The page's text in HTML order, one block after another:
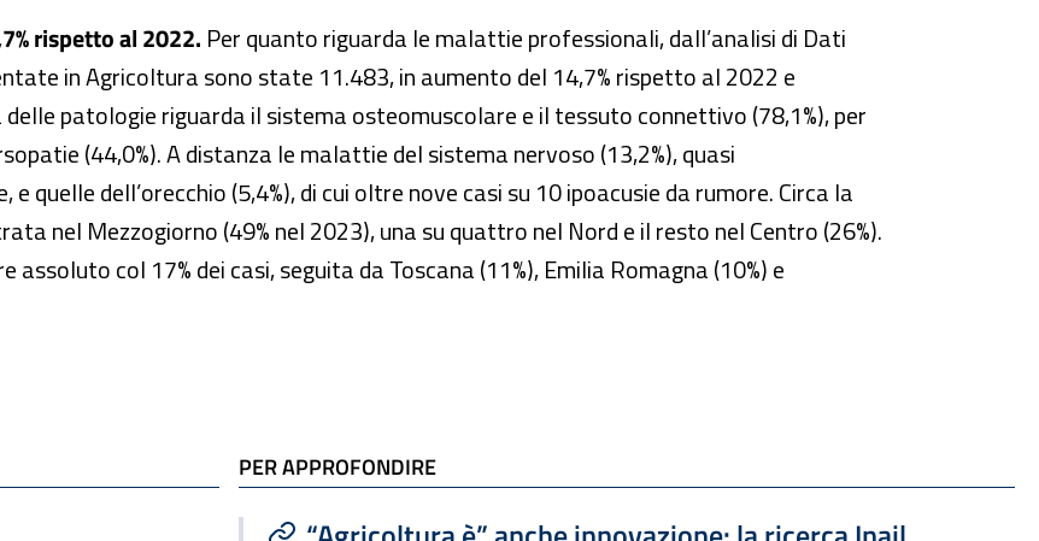
rispetto al 2022. Per quanto riguarda le malattie professionali, dall’analisi di Dati
in Agricoltura sono state 11.483, in aumento del 14,7% rispetto al 2022 e
patologie riguarda il sistema osteomuscolare e il tessuto connettivo (78,1%), per
(44,0%). A distanza le malattie del sistema nervoso (13,2%), quasi
quelle dell’orecchio (5,4%), di cui oltre nove casi su 10 ipoacusie da rumore. Circa la
nel Mezzogiorno (49% nel 2023), una su quattro nel Nord e il resto nel Centro (26%).
col 17% dei casi, seguita da Toscana (11%), Emilia Romagna (10%) e
PER APPROFONDIRE